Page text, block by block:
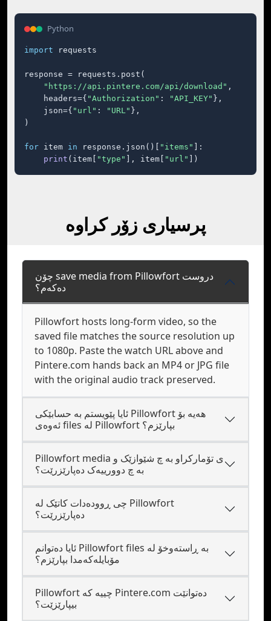
Python
import requests
response = requests.post(
"https://api.pintere.com/api/download" ,
    headers={
"Authorization" : "API_KEY" },
    json={
"url" : "URL" },
)
for item in response.json()[ "items"
]:
print (item[ "type" ], item[ "url" ])
پرسیاری زۆر کراوە
چۆن save media from Pillowfort دروست
دەکەم؟
Pillowfort hosts long-form video, so the
saved file matches the source resolution up
to 1080p. Paste the watch URL above and
Pintere.com hands back an MP4 or JPG file
with the original audio track preserved.
ئایا پێویستم بە حسابێکی Pillowfort هەیە بۆ
ئەوەی files لە Pillowfort بپارێزم؟
Pillowfort media ی تۆمارکراو بە چ شێوازێک و
بە چ دوورییەک دەپارێزرێت؟
چی ڕوودەدات کاتێک لە Pillowfort
دەپارێزرێت؟
ئایا دەتوانم Pillowfort files بە ڕاستەوخۆ لە
مۆبایلەکەمدا بپارێزم؟
Pillowfort چییە کە Pintere.com دەتوانێت
بیپارێزێت؟